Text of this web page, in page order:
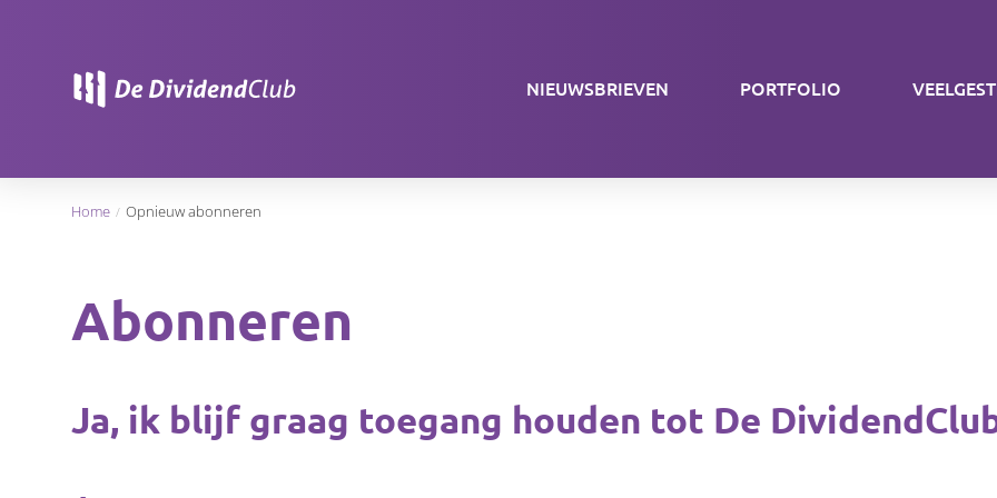
NIEUWSBRIEVEN PORTFOLIO
Home Opnieuw abonneren
Abonneren
Ja, ik blijf graag toegang houden tot De